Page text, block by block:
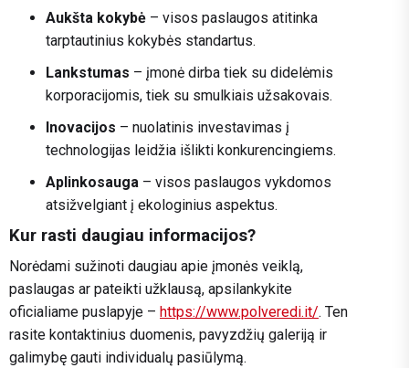
Aukšta kokybė – visos paslaugos atitinka
tarptautinius kokybės standartus.
Lankstumas – įmonė dirba tiek su didelėmis
korporacijomis, tiek su smulkiais užsakovais.
Inovacijos – nuolatinis investavimas į
technologijas leidžia išlikti konkurencingiems.
Aplinkosauga – visos paslaugos vykdomos
atsižvelgiant į ekologinius aspektus.
Kur rasti daugiau informacijos?
Norėdami sužinoti daugiau apie įmonės veiklą,
paslaugas ar pateikti užklausą, apsilankykite
oficialiame puslapyje – https://www.polveredi.it/. Ten
rasite kontaktinius duomenis, pavyzdžių galeriją ir
galimybę gauti individualų pasiūlymą.